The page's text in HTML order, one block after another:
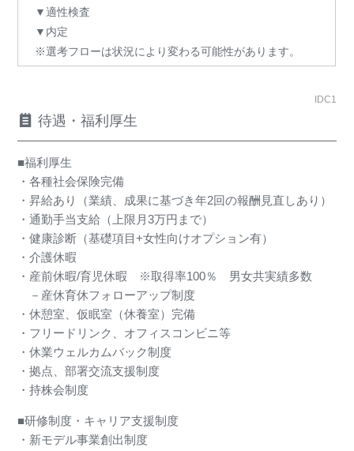
▼適性検査
▼内定
※選考フローは状況により変わる可能性があります。
IDC1
待遇・福利厚生
■福利厚生
・各種社会保険完備
・昇給あり（業績、成果に基づき年2回の報酬見直しあり）
・通勤手当支給（上限月3万円まで）
・健康診断（基礎項目+女性向けオプション有）
・介護休暇
・産前休暇/育児休暇 ※取得率100％ 男女共実績多数
－産休育休フォローアップ制度
・休憩室、仮眠室（休養室）完備
・フリードリンク、オフィスコンビニ等
・休業ウェルカムバック制度
・拠点、部署交流支援制度
・持株会制度
■研修制度・キャリア支援制度
・新モデル事業創出制度